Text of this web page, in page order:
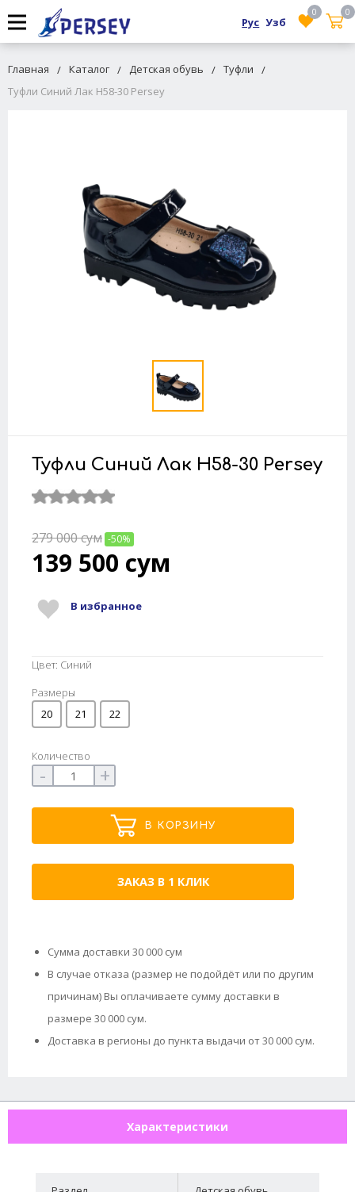
0
0
Рус Узб
Главная Каталог Детская обувь
Туфли
Туфли Синий Лак H58-30 Persey
Туфли Синий Лак H58-30 Persey
279 000сум -50%
139 500 сум
В избранное
Цвет: Синий
Размеры
20
21 22
Количество
- +
В КОРЗИНУ
ЗАКАЗ В 1 КЛИК
Сумма доставки 30 000 сум
В случае отказа (размер не подойдёт или по другим
причинам) Вы оплачиваете сумму доставки в
размере 30 000 сум.
Доставка в регионы до пункта выдачи от 30 000 сум.
Характеристики